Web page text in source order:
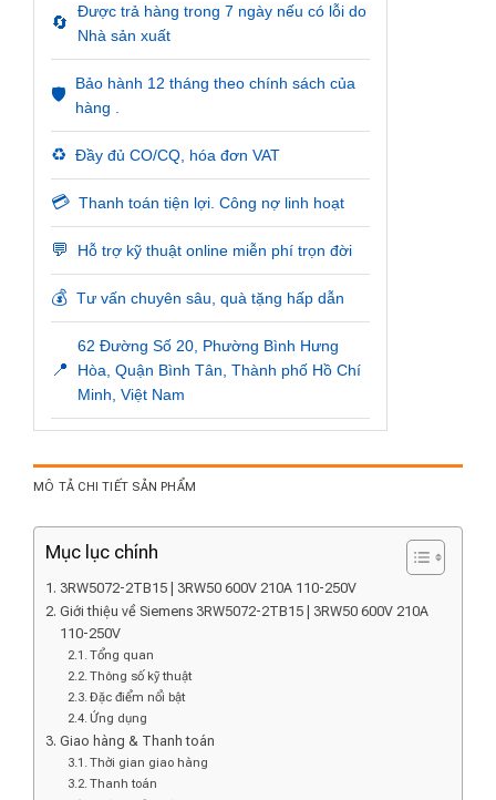
🔄
Được trả hàng trong 7 ngày nếu có lỗi do
Nhà sản xuất
🛡️
Bảo hành 12 tháng theo chính sách của
hàng .
♻️ Đầy đủ CO/CQ, hóa đơn VAT
💳 Thanh toán tiện lợi. Công nợ linh hoạt
💬 Hỗ trợ kỹ thuật online miễn phí trọn đời
💰 Tư vấn chuyên sâu, quà tặng hấp dẫn
📍
62 Đường Số 20, Phường Bình Hưng
Hòa, Quận Bình Tân, Thành phố Hồ Chí
Minh, Việt Nam
MÔ TẢ CHI TIẾT SẢN PHẨM
Mục lục chính
3RW5072-2TB15 | 3RW50 600V 210A 110-250V
Giới thiệu về Siemens 3RW5072-2TB15 | 3RW50 600V 210A
110-250V
Tổng quan
Thông số kỹ thuật
Đặc điểm nổi bật
Ứng dụng
Giao hàng & Thanh toán
Thời gian giao hàng
Thanh toán